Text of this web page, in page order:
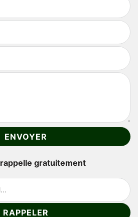
gratuitement